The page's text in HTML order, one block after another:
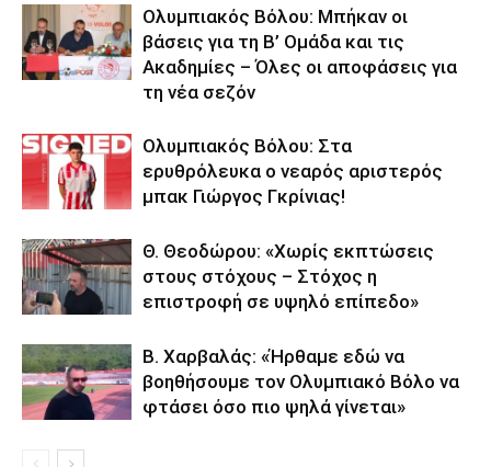
Ολυμπιακός Βόλου: Μπήκαν οι
βάσεις για τη Β’ Ομάδα και τις
Ακαδημίες – Όλες οι αποφάσεις για
τη νέα σεζόν
Ολυμπιακός Βόλου: Στα
ερυθρόλευκα ο νεαρός αριστερός
μπακ Γιώργος Γκρίνιας!
Θ. Θεοδώρου: «Χωρίς εκπτώσεις
στους στόχους – Στόχος η
επιστροφή σε υψηλό επίπεδο»
Β. Χαρβαλάς: «Ήρθαμε εδώ να
βοηθήσουμε τον Ολυμπιακό Βόλο να
φτάσει όσο πιο ψηλά γίνεται»